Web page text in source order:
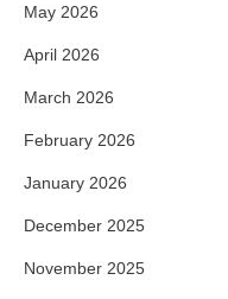
May 2026
April 2026
March 2026
February 2026
January 2026
December 2025
November 2025